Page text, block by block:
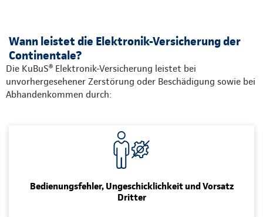
Wann leistet die Elektronik-Versicherung der
Continentale?
Die KuBuS® Elektronik-Versicherung leistet bei
unvorhergesehener Zerstörung oder Beschädigung sowie bei
Abhandenkommen durch:
Bedienungsfehler, Ungeschicklichkeit und Vorsatz
Dritter